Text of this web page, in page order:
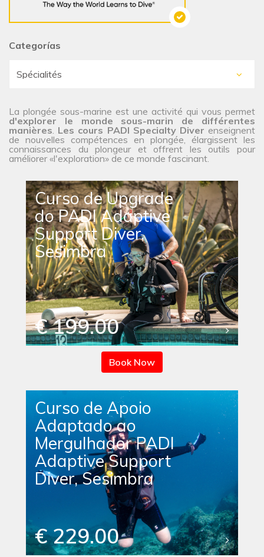
Categorías
La plongée sous-marine est une activité qui vous permet
d'explorer le monde sous-marin de différentes
manières. Les cours PADI Specialty Diver enseignent
de nouvelles compétences en plongée, élargissent les
connaissances du plongeur et offrent les outils pour
améliorer «l'exploration» de ce monde fascinant.
Curso de Upgrade
do PADI Adaptive
Support Diver,
Sesimbra
€ 199.00
Book Now
Curso de Apoio
Adaptado ao
Mergulhador PADI
Adaptive Support
Diver, Sesimbra
€ 229.00